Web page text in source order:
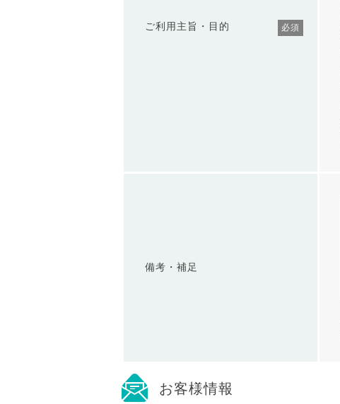
ご利用主旨・目的 必須
備考・補足
お客様情報